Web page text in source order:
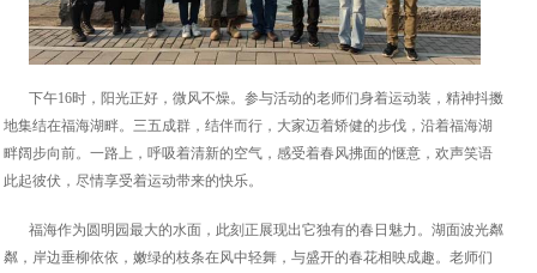
下午16时，阳光正好，微风不燥。参与活动的老师们身着运动装，精神抖擞
地集结在福海湖畔。三五成群，结伴而行，大家迈着矫健的步伐，沿着福海湖
畔阔步向前。一路上，呼吸着清新的空气，感受着春风拂面的惬意，欢声笑语
此起彼伏，尽情享受着运动带来的快乐。
福海作为圆明园最大的水面，此刻正展现出它独有的春日魅力。湖面波光粼
粼，岸边垂柳依依，嫩绿的枝条在风中轻舞，与盛开的春花相映成趣。老师们